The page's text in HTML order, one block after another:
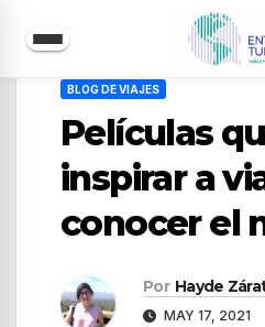
contenido
BLOG DE VIAJES
Películas
inspirar a
conocer el
Por Hayde
MAY 17, 2021